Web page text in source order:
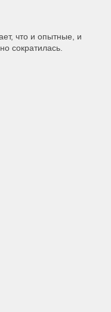
что и опытные, и
сократилась.